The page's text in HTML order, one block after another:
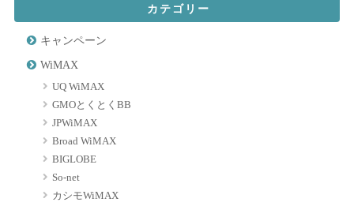
カテゴリー
キャンペーン
WiMAX
UQ WiMAX
GMOとくとくBB
JPWiMAX
Broad WiMAX
BIGLOBE
So-net
カシモWiMAX